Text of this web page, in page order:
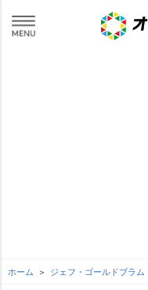
ホーム ジェフ・ゴールドブラム